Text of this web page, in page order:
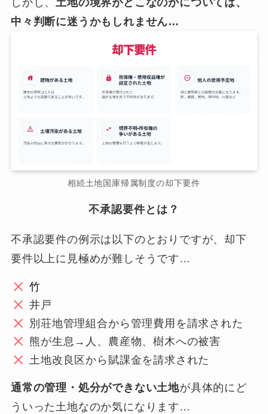
しかし、土地の境界がどこなのかについては、
中々判断に迷うかもしれません…
相続土地国庫帰属制度の却下要件
不承認要件とは？
不承認要件の例示は以下のとおりですが、却下
要件以上に見極めが難しそうです…
竹
井戸
別荘地管理組合から管理費用を請求された
熊が生息→人、農産物、樹木への被害
土地改良区から賦課金を請求された
通常の管理・処分ができない土地が具体的にど
ういった土地なのか気になります…